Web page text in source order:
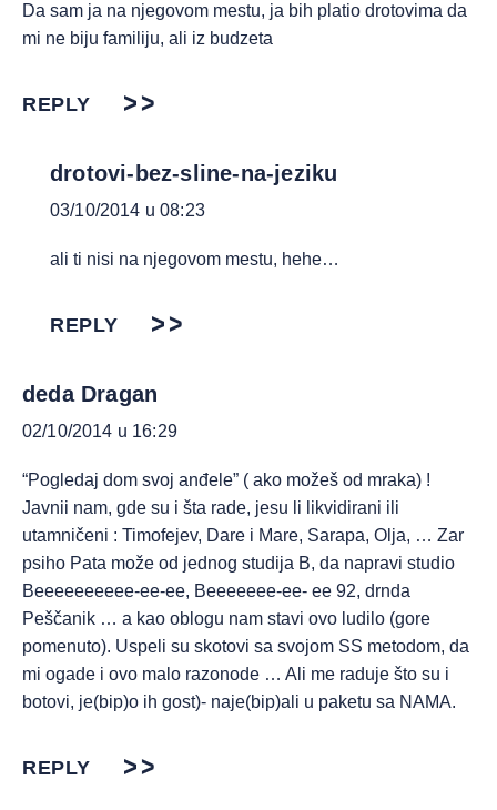
Da sam ja na njegovom mestu, ja bih platio drotovima da
mi ne biju familiju, ali iz budzeta
REPLY
drotovi-bez-sline-na-jeziku
03/10/2014 u 08:23
ali ti nisi na njegovom mestu, hehe…
REPLY
deda Dragan
02/10/2014 u 16:29
“Pogledaj dom svoj anđele” ( ako možeš od mraka) !
Javnii nam, gde su i šta rade, jesu li likvidirani ili
utamničeni : Timofejev, Dare i Mare, Sarapa, Olja, … Zar
psiho Pata može od jednog studija B, da napravi studio
Beeeeeeeeee-ee-ee, Beeeeeee-ee- ee 92, drnda
Peščanik … a kao oblogu nam stavi ovo ludilo (gore
pomenuto). Uspeli su skotovi sa svojom SS metodom, da
mi ogade i ovo malo razonode … Ali me raduje što su i
botovi, je(bip)o ih gost)- naje(bip)ali u paketu sa NAMA.
REPLY